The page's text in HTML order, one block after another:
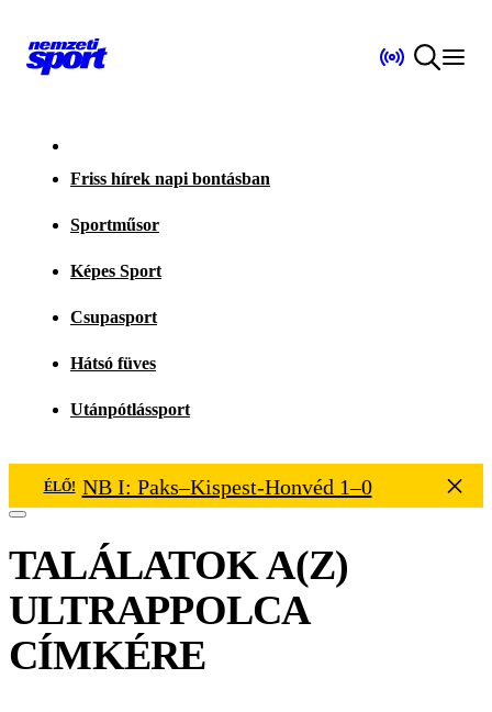
Friss hírek napi bontásban
Sportműsor
Képes Sport
Csupasport
Hátsó füves
Utánpótlássport
ÉLŐ! NB I: Paks–Kispest-Honvéd 1–0
TALÁLATOK A(Z)
ULTRAPPOLCA
CÍMKÉRE